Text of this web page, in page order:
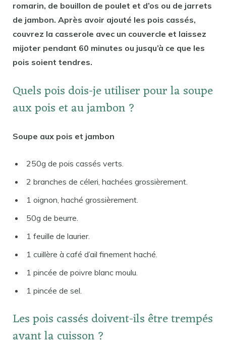
romarin, de bouillon de poulet et d’os ou de jarrets
de jambon. Après avoir ajouté les pois cassés,
couvrez la casserole avec un couvercle et laissez
mijoter pendant 60 minutes ou jusqu’à ce que les
pois soient tendres.
Quels pois dois-je utiliser pour la soupe
aux pois et au jambon ?
Soupe aux pois et jambon
250g de pois cassés verts.
2 branches de céleri, hachées grossièrement.
1 oignon, haché grossièrement.
50g de beurre.
1 feuille de laurier.
1 cuillère à café d’ail finement haché.
1 pincée de poivre blanc moulu.
1 pincée de sel.
Les pois cassés doivent-ils être trempés
avant la cuisson ?